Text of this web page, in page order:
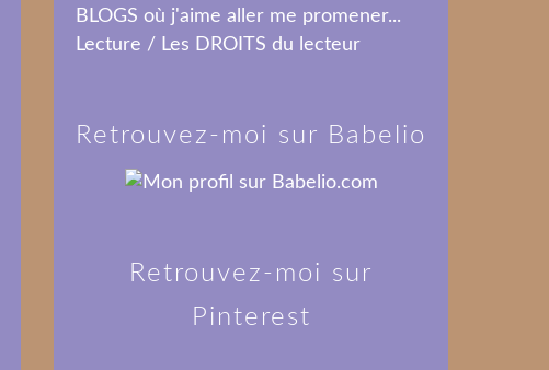
BLOGS où j'aime aller me promener...
Lecture / Les DROITS du lecteur
Retrouvez-moi sur Babelio
Retrouvez-moi sur
Pinterest